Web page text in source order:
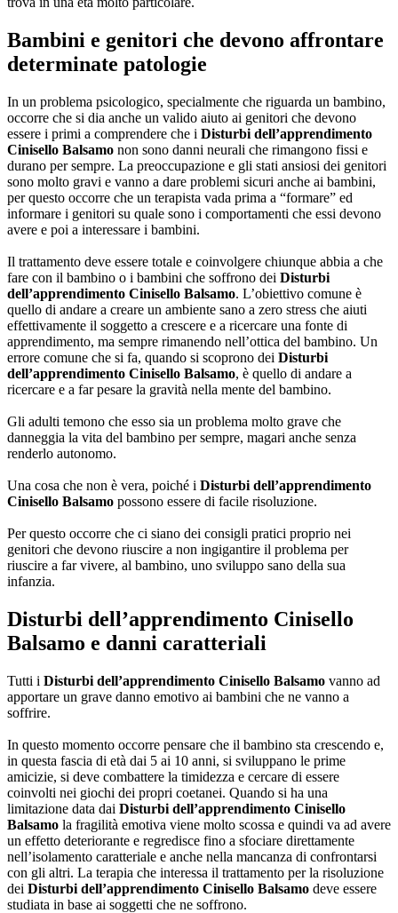
Bambini e genitori che devono affrontare
determinate patologie
In un problema psicologico, specialmente che riguarda un bambino,
occorre che si dia anche un valido aiuto ai genitori che devono
essere i primi a comprendere che i Disturbi dell’apprendimento
Cinisello Balsamo non sono danni neurali che rimangono fissi e
durano per sempre. La preoccupazione e gli stati ansiosi dei genitori
sono molto gravi e vanno a dare problemi sicuri anche ai bambini,
per questo occorre che un terapista vada prima a “formare” ed
informare i genitori su quale sono i comportamenti che essi devono
avere e poi a interessare i bambini.
Il trattamento deve essere totale e coinvolgere chiunque abbia a che
fare con il bambino o i bambini che soffrono dei Disturbi
dell’apprendimento Cinisello Balsamo. L’obiettivo comune è
quello di andare a creare un ambiente sano a zero stress che aiuti
effettivamente il soggetto a crescere e a ricercare una fonte di
apprendimento, ma sempre rimanendo nell’ottica del bambino. Un
errore comune che si fa, quando si scoprono dei Disturbi
dell’apprendimento Cinisello Balsamo, è quello di andare a
ricercare e a far pesare la gravità nella mente del bambino.
Gli adulti temono che esso sia un problema molto grave che
danneggia la vita del bambino per sempre, magari anche senza
renderlo autonomo.
Una cosa che non è vera, poiché i Disturbi dell’apprendimento
Cinisello Balsamo possono essere di facile risoluzione.
Per questo occorre che ci siano dei consigli pratici proprio nei
genitori che devono riuscire a non ingigantire il problema per
riuscire a far vivere, al bambino, uno sviluppo sano della sua
infanzia.
Disturbi dell’apprendimento Cinisello
Balsamo e danni caratteriali
Tutti i Disturbi dell’apprendimento Cinisello Balsamo vanno ad
apportare un grave danno emotivo ai bambini che ne vanno a
soffrire.
In questo momento occorre pensare che il bambino sta crescendo e,
in questa fascia di età dai 5 ai 10 anni, si sviluppano le prime
amicizie, si deve combattere la timidezza e cercare di essere
coinvolti nei giochi dei propri coetanei. Quando si ha una
limitazione data dai Disturbi dell’apprendimento Cinisello
Balsamo la fragilità emotiva viene molto scossa e quindi va ad avere
un effetto deteriorante e regredisce fino a sfociare direttamente
nell’isolamento caratteriale e anche nella mancanza di confrontarsi
con gli altri. La terapia che interessa il trattamento per la risoluzione
dei Disturbi dell’apprendimento Cinisello Balsamo deve essere
studiata in base ai soggetti che ne soffrono.